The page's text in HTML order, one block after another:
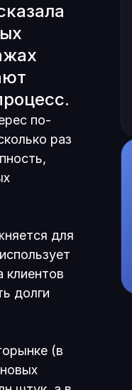
по-
раз
для
клиентов
долги
(в